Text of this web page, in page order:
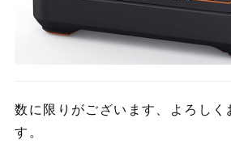
数に限りがございます、よろしく
す。